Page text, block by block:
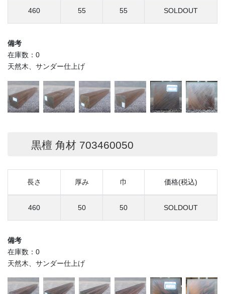
460 55 55 SOLDOUT
備考
在庫数：0
天然木、サンダー仕上げ
黒檀 角材 703460050
長さ 厚み 巾 価格(税込)
460 50 50 SOLDOUT
備考
在庫数：0
天然木、サンダー仕上げ